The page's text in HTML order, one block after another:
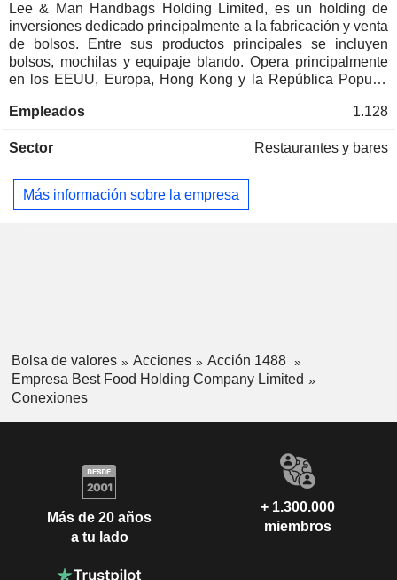
Lee & Man Handbags Holding Limited, es un holding de
inversiones dedicado principalmente a la fabricación y venta
de bolsos. Entre sus productos principales se incluyen
bolsos, mochilas y equipaje blando. Opera principalmente
en los EEUU, Europa, Hong Kong y la República Popular
inmobiliario en Tailandia y a la prestación de servicios de
Empleados 1.128
Sector Restaurantes y bares
Más información sobre la empresa
Bolsa de valores Acciones
Acción 1488
Empresa Best Food Holding Company Limited
Conexiones
Más de 20 años
a tu lado
+ 1.300.000
miembros